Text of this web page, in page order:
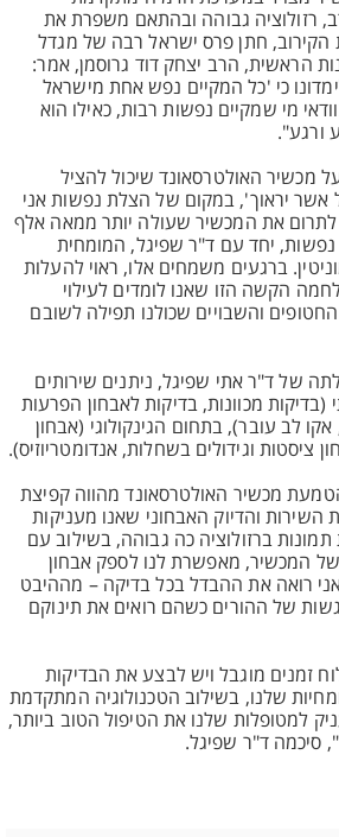
רזולוציה גבוהה ובהתאם משפרת את
הקירוב, חתן פרס ישראל רבה של מגדל
הראשית, הרב יצחק דוד גרוסמן, אמר:
כי 'כל המקיים נפש אחת מישראל
מי שמקיים נפשות רבות, כאילו הוא
ורגע".
מכשיר האולטרסאונד שיכול להציל
אשר יראוך', במקום של הצלת נפשות אני
לתרום את המכשיר שעולה יותר ממאה אלף
יחד עם ד"ר שפיגל, המומחית
ברגעים משמחים אלו, ראוי להעלות
הקשה הזו שאנו לומדים לעילוי
והשבויים שכולנו תפילה לשובם
של ד"ר אתי שפיגל, ניתנים שירותים
(בדיקות מכוונות, בדיקות לאבחון הפרעות
לב עובר), בתחום הגינקולוגי (אבחון
ציסטות וגידולים בשחלות, אנדומטריוזיס).
מכשיר האולטרסאונד מהווה קפיצת
והדיוק האבחוני שאנו מעניקות
ברזולוציה כה גבוהה, בשילוב עם
של המכשיר, מאפשרת לנו לספק אבחון
אני רואה את ההבדל בכל בדיקה – מההיבט
של ההורים כשהם רואים את תינוקם
זמנים מוגבל ויש לבצע את הבדיקות
שלנו, בשילוב הטכנולוגיה המתקדמת
למטופלות שלנו את הטיפול הטוב ביותר,
סיכמה ד"ר שפיגל.